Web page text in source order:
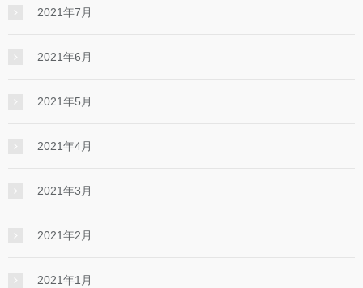
2021年7月
2021年6月
2021年5月
2021年4月
2021年3月
2021年2月
2021年1月